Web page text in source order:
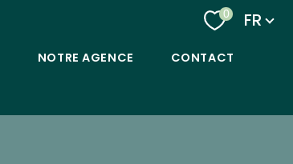
0 FR
NOTRE AGENCE CONTACT